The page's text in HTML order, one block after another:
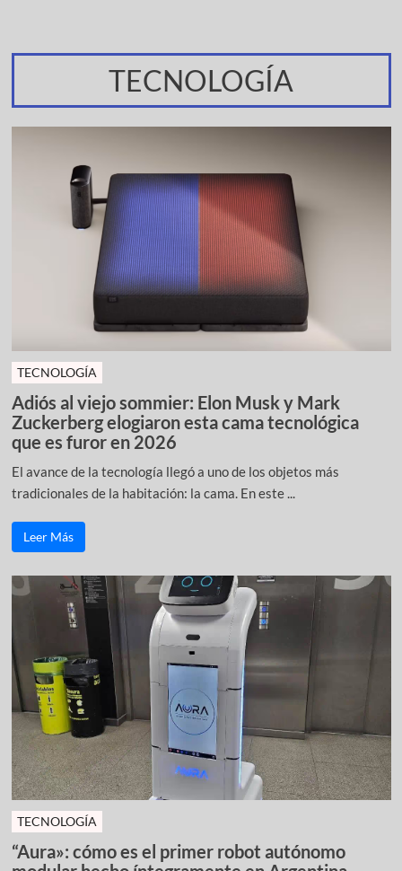
TECNOLOGÍA
TECNOLOGÍA
Adiós al viejo sommier: Elon Musk y Mark
Zuckerberg elogiaron esta cama tecnológica
que es furor en 2026
El avance de la tecnología llegó a uno de los objetos más
tradicionales de la habitación: la cama. En este ...
Leer Más
TECNOLOGÍA
“Aura»: cómo es el primer robot autónomo